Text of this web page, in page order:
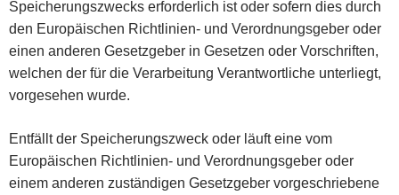
Speicherungszwecks erforderlich ist oder sofern dies durch
den Europäischen Richtlinien- und Verordnungsgeber oder
einen anderen Gesetzgeber in Gesetzen oder Vorschriften,
welchen der für die Verarbeitung Verantwortliche unterliegt,
vorgesehen wurde.
Entfällt der Speicherungszweck oder läuft eine vom
Europäischen Richtlinien- und Verordnungsgeber oder
einem anderen zuständigen Gesetzgeber vorgeschriebene